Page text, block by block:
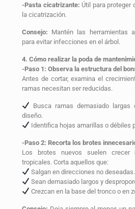
-Pasta cicatrizante: Útil para proteger
la cicatrización.
Consejo: Mantén las herramientas
para evitar infecciones en el árbol.
4. Cómo realizar la poda de
-Paso 1: Observa la estructura del
Antes de cortar, examina el
ramas necesitan ser reducidas.
Busca ramas demasiado
diseño.
Identifica hojas amarillas o débiles
-Paso 2: Recorta los brotes
Los brotes nuevos suelen crecer
tropicales. Corta aquellos que:
Salgan en direcciones no deseadas.
Sean demasiado largos y
Crezcan en la base del tronco o en